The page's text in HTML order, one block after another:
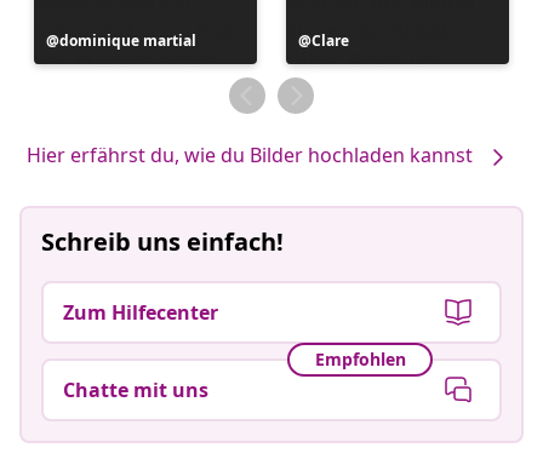
Beitrag
veröffentlicht
dominique martial
Beitrag
veröffentlicht
von
Clare
Hier erfährst du, wie du Bilder hochladen kannst
Schreib uns einfach!
Zum Hilfecenter
Empfohlen
Chatte mit uns